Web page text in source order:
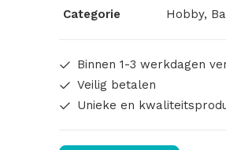
Categorie
Hobby,
Binnen 1-3 werkdagen
Veilig betalen
Unieke en